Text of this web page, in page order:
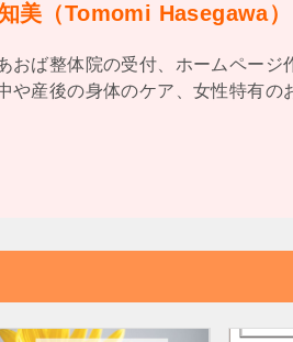
美（Tomomi Hasegawa）
おば整体院の受付、ホームペー
や産後の身体のケア、女性特有